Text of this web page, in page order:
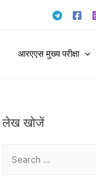
आरएएस मुख्य परीक्षा
लेख खोजें